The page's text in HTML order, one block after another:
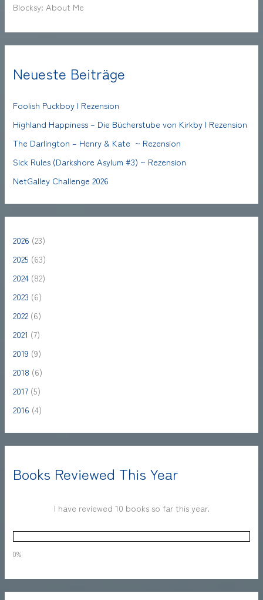
Blocksy: About Me
Neueste Beiträge
Foolish Puckboy | Rezension
Highland Happiness – Die Bücherstube von Kirkby | Rezension
The Darlington – Henry & Kate ~ Rezension
Sick Rules (Darkshore Asylum #3) ~ Rezension
NetGalley Challenge 2026
2026 (23)
2025 (63)
2024 (82)
2023 (6)
2022 (6)
2021 (7)
2019 (9)
2018 (6)
2017 (5)
2016 (4)
Books Reviewed This Year
I have reviewed 10 books so far this year.
0%